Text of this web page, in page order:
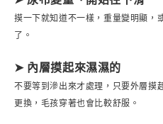
摸一下就知道不一樣，重量變明顯，
了。
➤ 內層摸起來濕濕的
不要等到滲出來才處理，只要外層摸
更換，毛孩穿著也會比較舒服。